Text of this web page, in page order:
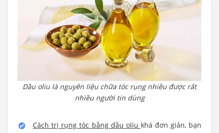
Dầu oliu là nguyên liệu chữa tóc rụng nhiều được rất
nhiều người tin dùng
Cách trị rụng tóc bằng dầu oliu khá đơn giản, bạn